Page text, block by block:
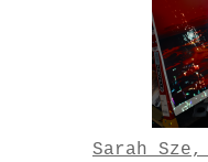
Sarah